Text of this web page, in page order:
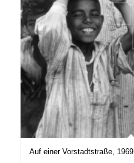
Auf einer Vorstadtstraße, 1969